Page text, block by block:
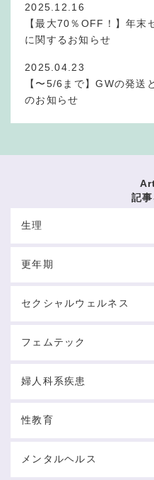
2025.12.16
【最大70％OFF！】年末
に関するお知らせ
2025.04.23
【〜5/6まで】GWの発送
のお知らせ
記
生理
更年期
セクシャルウェルネス
フェムテック
婦人科系疾患
性教育
メンタルヘルス